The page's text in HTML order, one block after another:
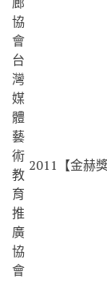
協
會
台
灣
媒
體
藝
術
教
育
推
廣
協
會
2011【金赫